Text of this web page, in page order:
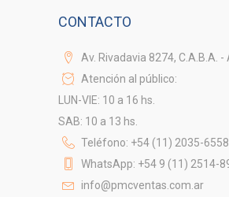
CONTACTO
Av. Rivadavia 8274, C.A.B.A.
Atención al público:
LUN-VIE: 10 a 16 hs.
SAB: 10 a 13 hs.
Teléfono: +54 (11) 2035-6558
WhatsApp: +54 9 (11) 2514-
info@pmcventas.com.ar